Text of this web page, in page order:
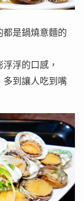
都是鍋燒意麵的
浮的口感，
多到讓人吃到嘴